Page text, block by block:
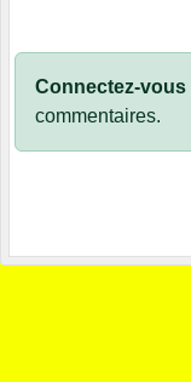
Connectez-vous
commentaires.